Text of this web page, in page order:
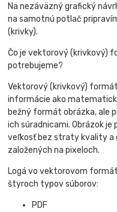
Na nezáväzný grafický
na samotnú potlač
(krivky).
Čo je vektorový (krivkový)
potrebujeme?
Vektorový (krivkový)
informácie ako
bežný formát obrázka, ale
ich súradnicami. Obrázok
veľkosť bez straty kvality a
založených na pixeloch.
Logá vo vektorovom
štyroch typov súborov:
PDF